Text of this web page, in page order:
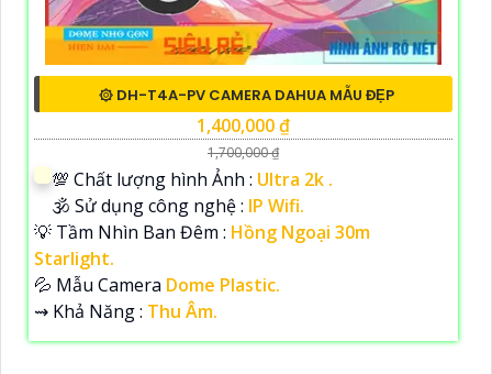
۞ DH-T4A-PV CAMERA DAHUA MẪU ĐẸP
1,400,000 ₫
1,700,000 ₫
💯 Chất lượng hình Ảnh : Ultra 2k .
🕉️ Sử dụng công nghệ : IP Wifi.
💡 Tầm Nhìn Ban Đêm : Hồng Ngoại 30m
Starlight.
💦 Mẫu Camera Dome Plastic.
️⇝ Khả Năng : Thu Âm.